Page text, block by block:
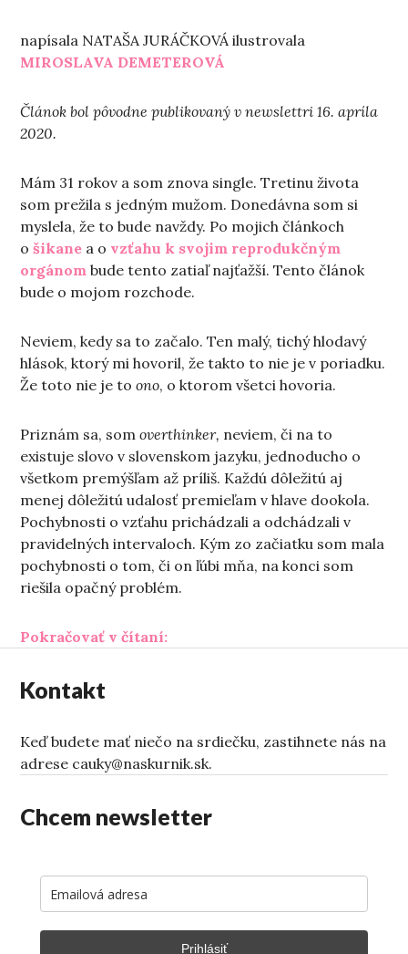
napísala NATAŠA JURÁČKOVÁ ilustrovala
MIROSLAVA DEMETEROVÁ
Článok bol pôvodne publikovaný v newslettri 16. apríla
2020.
Mám 31 rokov a som znova single. Tretinu života
som prežila s jedným mužom. Donedávna som si
myslela, že to bude navždy. Po mojich článkoch
ošikane a o vzťahu k svojim reprodukčným
orgánom bude tento zatiaľ najťažší. Tento článok
bude o mojom rozchode.
Neviem, kedy sa to začalo. Ten malý, tichý hlodavý
hlások, ktorý mi hovoril, že takto to nie je v poriadku.
Že toto nie je toono, o ktorom všetci hovoria.
Priznám sa, somoverthinker, neviem, či na to
existuje slovo v slovenskom jazyku, jednoducho o
všetkom premýšľam až príliš. Každú dôležitú aj
menej dôležitú udalosť premieľam v hlave dookola.
Pochybnosti o vzťahu prichádzali a odchádzali v
pravidelných intervaloch. Kým zo začiatku som mala
pochybnosti o tom, či on ľúbi mňa, na konci som
riešila opačný problém.
Pokračovať v čítaní:„Rozchodové mizérie“
Kontakt
Keď budete mať niečo na srdiečku, zastihnete nás na
adrese cauky@naskurnik.sk.
Chcem newsletter
Prihlásiť